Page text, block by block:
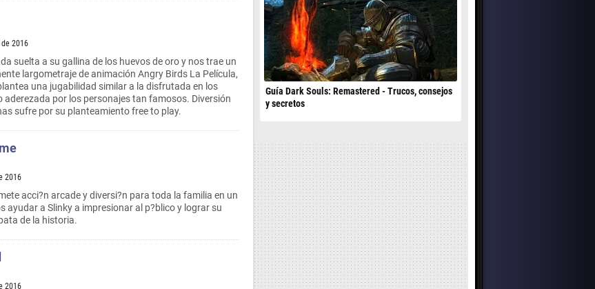
2016
suelta a su gallina de los huevos de oro y nos trae un
largometraje de animación Angry Birds La Película,
una jugabilidad similar a la disfrutada en los
aderezada por los personajes tan famosos. Diversión
sufre por su planteamiento free to play.
2016
acci?n arcade y diversi?n para toda la familia en un
ayudar a Slinky a impresionar al p?blico y lograr su
de la historia.
2016
Guía Dark Souls: Remastered - Trucos, consejos
y secretos